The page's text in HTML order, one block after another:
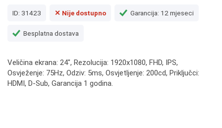
ID: 31423 ✕ Nije dostupno Garancija: 12 mjeseci
Besplatna dostava
Veličina ekrana: 24", Rezolucija: 1920x1080, FHD, IPS,
Osvježenje: 75Hz, Odziv: 5ms, Osvjetljenje: 200cd, Priključci:
HDMI, D-Sub, Garancija 1 godina.